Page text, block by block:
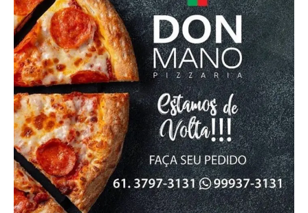
Free
Included for free:
Etiam est nibh, lobortis sit
Praesent euismod ac
Ut mollis pellentesque tortor
Nullam eu erat condimentum
Donec quis est ac felis
Orci varius natoque dolor